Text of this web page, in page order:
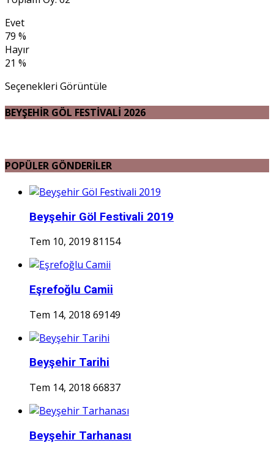
Evet
79 %
Hayır
21 %
Seçenekleri Görüntüle
BEYŞEHİR GÖL FESTİVALİ 2026
POPÜLER GÖNDERİLER
Beyşehir Göl Festivali 2019
Tem 10, 2019 81154
Eşrefoğlu Camii
Tem 14, 2018 69149
Beyşehir Tarihi
Tem 14, 2018 66837
Beyşehir Tarhanası